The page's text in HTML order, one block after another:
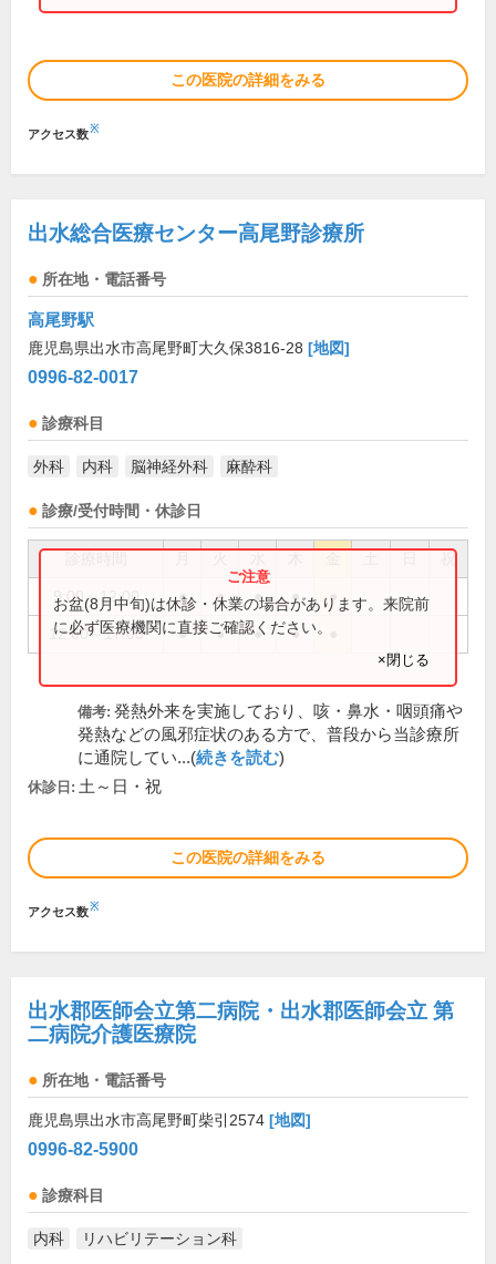
この医院の詳細をみる
アクセス数※
出水総合医療センター高尾野診療所
所在地・電話番号
高尾野駅
鹿児島県出水市高尾野町大久保3816-28 [地図]
0996-82-0017
診療科目
外科 内科 脳神経外科 麻酔科
診療/受付時間・休診日
祝
9:00～12:00 ● ● ● ● ●
12:00～17:00 ● ● ● ●
お盆(8月中旬)は休診・休業の場合があります。来院前
に必ず医療機関に直接ご確認ください。
×閉じる
備考: 発熱外来を実施しており、咳・鼻水・咽頭痛や
発熱などの風邪症状のある方で、普段から当診療所
に通院してい...(続きを読む)
休診日: 土～日・祝
この医院の詳細をみる
アクセス数※
出水郡医師会立第二病院・出水郡医師会立 第
二病院介護医療院
所在地・電話番号
鹿児島県出水市高尾野町柴引2574 [地図]
0996-82-5900
診療科目
内科 リハビリテーション科